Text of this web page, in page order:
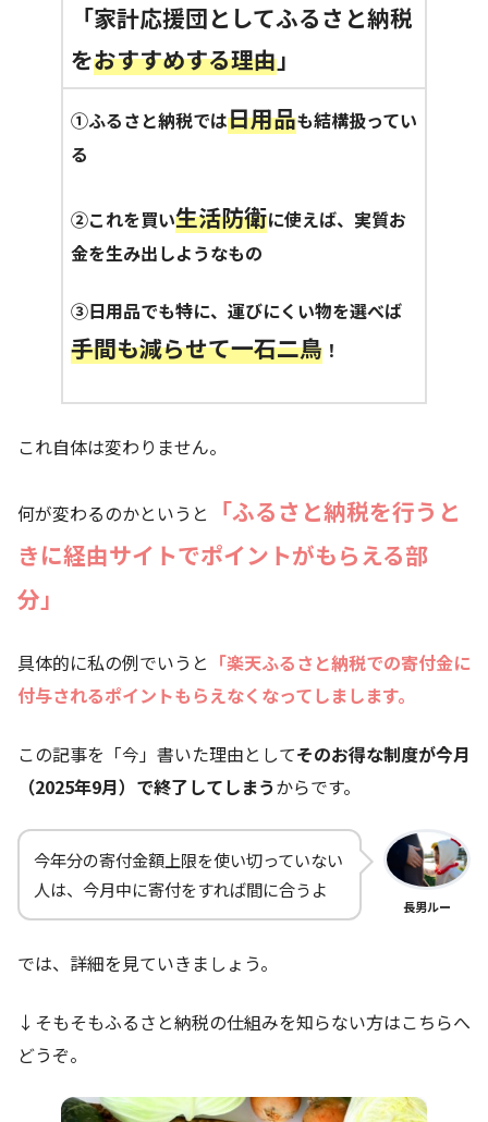
「家計応援団としてふるさと納税
をおすすめする理由」
①ふるさと納税では日用品も結構扱ってい
る
②これを買い生活防衛に使えば、実質お
金を生み出しようなもの
③日用品でも特に、運びにくい物を選べば
手間も減らせて一石二鳥 ！
これ自体は変わりません。
何が変わるのかというと
「ふるさと納税を行うと
きに経由サイトでポイントがもらえる部
分」
具体的に私の例でいうと 「楽天ふるさと納税での寄付金に
付与されるポイントもらえなくなってしまします。
この記事を「今」書いた理由としてそのお得な制度が今月
（2025年9月）で終了してしまうからです。
今年分の寄付金額上限を使い切っていない
人は、今月中に寄付をすれば間に合うよ
長男ルー
では、詳細を見ていきましょう。
↓そもそもふるさと納税の仕組みを知らない方はこちらへ
どうぞ。